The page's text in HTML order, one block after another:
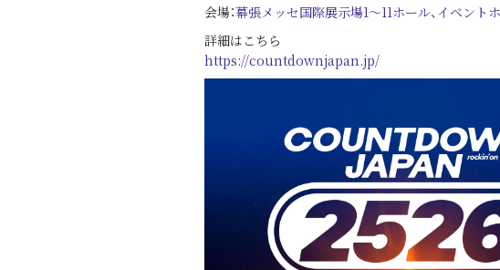
会場：幕張メッセ国際展示場1～11ホール、イベン
詳細はこちら
https://countdownjapan.jp/